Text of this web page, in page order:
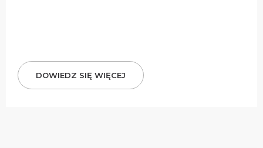
DOWIEDZ SIĘ WIĘCEJ